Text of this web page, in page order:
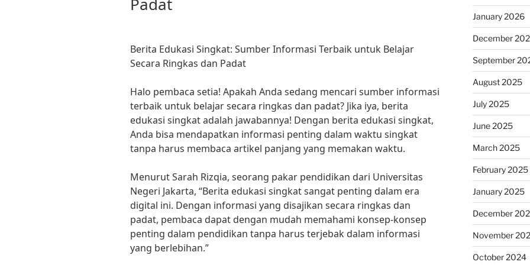
Berita Edukasi Singkat: Sumber Informasi Terbaik untuk Belajar
Secara Ringkas dan Padat
Halo pembaca setia! Apakah Anda sedang mencari sumber informasi
terbaik untuk belajar secara ringkas dan padat? Jika iya, berita
edukasi singkat adalah jawabannya! Dengan berita edukasi singkat,
Anda bisa mendapatkan informasi penting dalam waktu singkat
tanpa harus membaca artikel panjang yang memakan waktu.
Menurut Sarah Rizqia, seorang pakar pendidikan dari Universitas
Negeri Jakarta, “Berita edukasi singkat sangat penting dalam era
digital ini. Dengan informasi yang disajikan secara ringkas dan
padat, pembaca dapat dengan mudah memahami konsep-konsep
penting dalam pendidikan tanpa harus terjebak dalam informasi
yang berlebihan.”
January 2026
December
September
August 2025
July 2025
June 2025
March 2025
February 2025
January 2025
December
November
October 2024